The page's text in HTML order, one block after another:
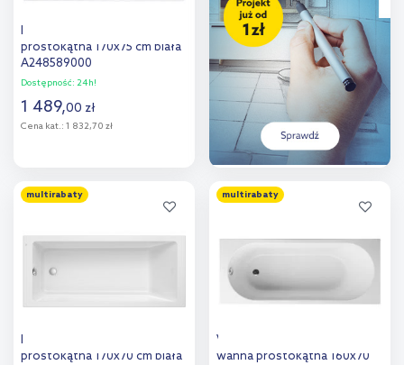
Roca Savai wanna
prostokątna 170x75 cm biała
A248589000
Dostępność: 24h!
1 489,00 zł
Cena kat.: 1 832,70 zł
Dodaj do
porównania
multirabaty
Roca Vythos wanna
prostokątna 170x70 cm biała
multirabaty
Villeroy & Boch O.Novo Solo
wanna prostokątna 160x70